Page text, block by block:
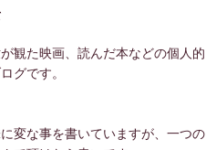
観た映画、読んだ本などの個人的
グです。
変な事を書いていますが、一つの